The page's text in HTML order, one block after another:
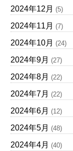
2024年12月 (5)
2024年11月 (7)
2024年10月 (24)
2024年9月 (27)
2024年8月 (22)
2024年7月 (22)
2024年6月 (12)
2024年5月 (48)
2024年4月 (40)